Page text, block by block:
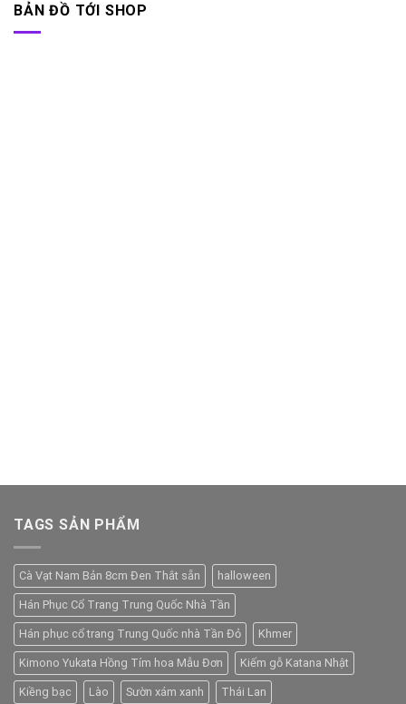
BẢN ĐỒ TỚI SHOP
TAGS SẢN PHẨM
Cà Vạt Nam Bản 8cm Đen Thắt sẵn halloween
Hán Phục Cổ Trang Trung Quốc Nhà Tần
Hán phục cổ trang Trung Quốc nhà Tần Đỏ Khmer
Kimono Yukata Hồng Tím hoa Mẫu Đơn Kiếm gỗ Katana Nhật
Kiềng bạc Lào Sườn xám xanh Thái Lan